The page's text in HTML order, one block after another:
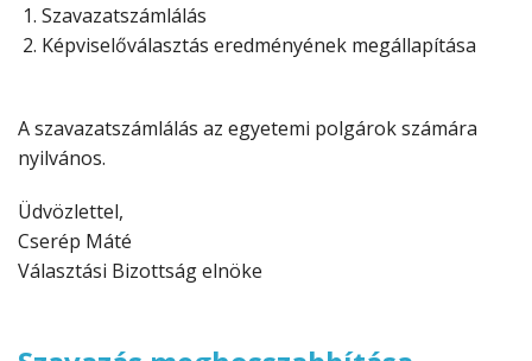
Szavazatszámlálás
Képviselőválasztás eredményének megállapítása
A szavazatszámlálás az egyetemi polgárok számára
nyilvános.
Üdvözlettel,
Cserép Máté
Választási Bizottság elnöke